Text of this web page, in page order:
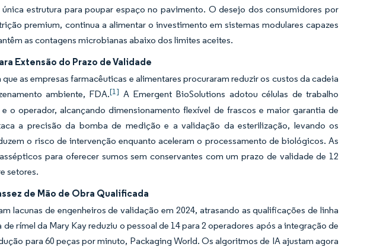
estrutura para poupar espaço no pavimento. O desejo dos consumidores por
premium, continua a alimentar o investimento em sistemas modulares capazes
as contagens microbianas abaixo dos limites aceites.
Extensão do Prazo de Validade
as empresas farmacêuticas e alimentares procuraram reduzir os custos da cadeia
ambiente, FDA.[1] A Emergent BioSolutions adotou células de trabalho
o operador, alcançando dimensionamento flexível de frascos e maior garantia de
a precisão da bomba de medição e a validação da esterilização, levando os
o risco de intervenção enquanto aceleram o processamento de biológicos. As
para oferecer sumos sem conservantes com um prazo de validade de 12
setores.
de Mão de Obra Qualificada
lacunas de engenheiros de validação em 2024, atrasando as qualificações de linha
rímel da Mary Kay reduziu o pessoal de 14 para 2 operadores após a integração de
para 60 peças por minuto, Packaging World. Os algoritmos de IA ajustam agora